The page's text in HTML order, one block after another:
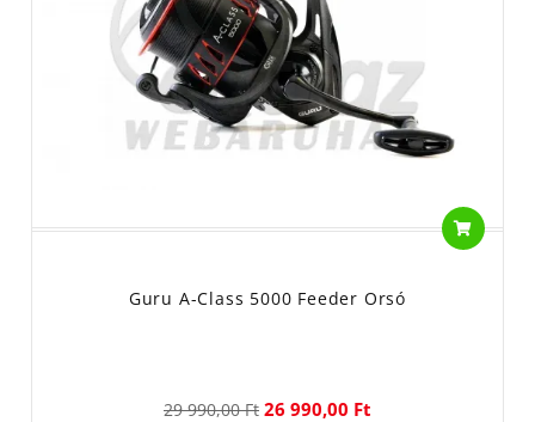
Guru A-Class 5000 Feeder Orsó
29 990,00 Ft 26 990,00 Ft